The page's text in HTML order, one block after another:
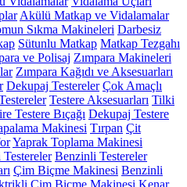
Akülü Matkap ve Vidalamalar
Sıkma Makineleri Darbesiz
Sütunlu Matkap Matkap Tezgahı
ve Polisaj Zımpara Makineleri
Zımpara Kağıdı ve Aksesuarları
Dekupaj Testereler Çok Amaçlı
Testere Aksesuarları Tilki
Testere Bıçağı Dekupaj Testere
Makinesi Tırpan Çit
Yaprak Toplama Makinesi
Benzinli Testereler
Çim Biçme Makinesi Benzinli
Çim Biçme Makinesi Kenar